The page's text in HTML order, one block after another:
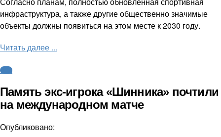
инфраструктура, а также другие общественно значимые
объекты должны появиться на этом месте к 2030 году.
Читать далее ...
ФНЛ
Память экс-игрока «Шинника» почтили
на международном матче
Опубликовано: